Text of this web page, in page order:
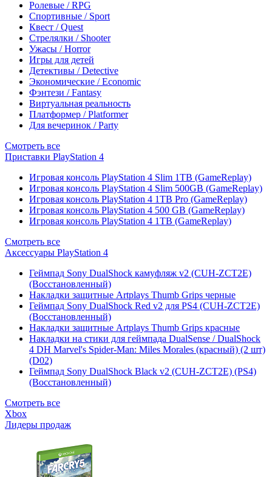
Ролевые / RPG
Спортивные / Sport
Квест / Quest
Стрелялки / Shooter
Ужасы / Horror
Игры для детей
Детективы / Detective
Экономические / Economic
Фэнтези / Fantasy
Виртуальная реальность
Платформер / Platformer
Для вечеринок / Party
Смотреть все
Приставки PlayStation 4
Игровая консоль PlayStation 4 Slim 1TB (GameReplay)
Игровая консоль PlayStation 4 Slim 500GB (GameReplay)
Игровая консоль PlayStation 4 1TB Pro (GameReplay)
Игровая консоль PlayStation 4 500 GB (GameReplay)
Игровая консоль PlayStation 4 1TB (GameReplay)
Смотреть все
Аксессуары PlayStation 4
Геймпад Sony DualShock камуфляж v2 (CUH-ZCT2E)
(Восстановленный)
Накладки защитные Artplays Thumb Grips черные
Геймпад Sony DualShock Red v2 для PS4 (CUH-ZCT2E)
(Восстановленный)
Накладки защитные Artplays Thumb Grips красные
Накладки на стики для геймпада DualSense / DualShock
4 DH Marvel's Spider-Man: Miles Morales (красный) (2 шт)
(D02)
Геймпад Sony DualShock Black v2 (CUH-ZCT2E) (PS4)
(Восстановленный)
Смотреть все
Xbox
Лидеры продаж